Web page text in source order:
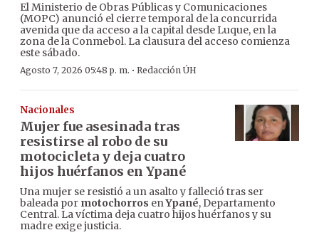
El Ministerio de Obras Públicas y Comunicaciones
(MOPC) anunció el cierre temporal de la concurrida
avenida que da acceso a la capital desde Luque, en la
zona de la Conmebol. La clausura del acceso comienza
este sábado.
Agosto 7, 2026 05:48 p. m. · Redacción ÚH
Nacionales
Mujer fue asesinada tras
resistirse al robo de su
motocicleta y deja cuatro
hijos huérfanos en Ypané
Una mujer se resistió a un asalto y falleció tras ser
baleada por motochorros enYpané, Departamento
Central. La víctima deja cuatro hijos huérfanos y su
madre exige justicia.